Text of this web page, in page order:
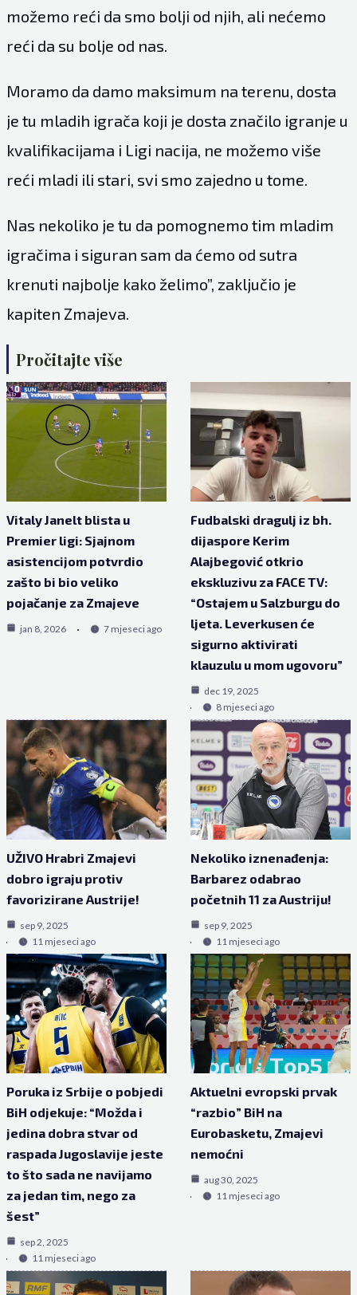
možemo reći da smo bolji od njih, ali nećemo
reći da su bolje od nas.
Moramo da damo maksimum na terenu, dosta
je tu mladih igrača koji je dosta značilo igranje u
kvalifikacijama i Ligi nacija, ne možemo više
reći mladi ili stari, svi smo zajedno u tome.
Nas nekoliko je tu da pomognemo tim mladim
igračima i siguran sam da ćemo od sutra
krenuti najbolje kako želimo”, zaključio je
kapiten Zmajeva.
Pročitajte više
Vitaly Janelt blista u
Premier ligi: Sjajnom
asistencijom potvrdio
zašto bi bio veliko
pojačanje za Zmajeve
jan 8, 2026 7 mjeseci ago
Fudbalski dragulj iz bh.
dijaspore Kerim
Alajbegović otkrio
ekskluzivu za FACE TV:
“Ostajem u Salzburgu do
ljeta. Leverkusen će
sigurno aktivirati
klauzulu u mom ugovoru”
dec 19, 2025
8 mjeseci ago
UŽIVO Hrabri Zmajevi
dobro igraju protiv
favorizirane Austrije!
sep 9, 2025
11 mjeseci ago
Nekoliko iznenađenja:
Barbarez odabrao
početnih 11 za Austriju!
sep 9, 2025
11 mjeseci ago
Poruka iz Srbije o pobjedi
BiH odjekuje: “Možda i
jedina dobra stvar od
raspada Jugoslavije jeste
to što sada ne navijamo
za jedan tim, nego za
šest”
sep 2, 2025
11 mjeseci ago
Aktuelni evropski prvak
“razbio” BiH na
Eurobasketu, Zmajevi
nemoćni
aug 30, 2025
11 mjeseci ago